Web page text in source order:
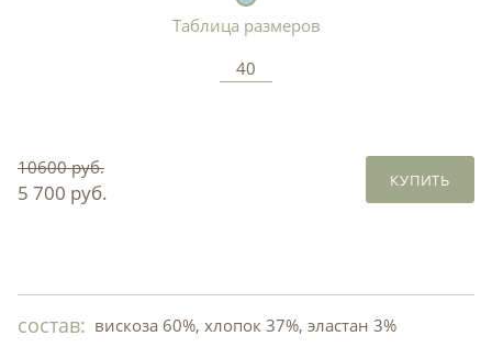
Таблица размеров
40
10600 руб.
5 700 руб. КУПИТЬ
состав: вискоза 60%, хлопок 37%, эластан 3%